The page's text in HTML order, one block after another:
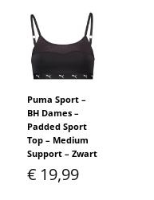
Puma Sport –
BH Dames –
Padded Sport
Top – Medium
Support – Zwart
€ 19,99